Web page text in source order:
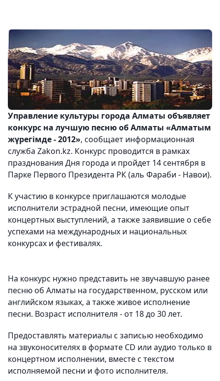
Управление культуры города Алматы объявляет
конкурс на лучшую песню об Алматы «Алматым
жүрегімде - 2012», сообщает информационная
служба Zakon.kz. Конкурс проводится в рамках
празднования Дня города и пройдет 14 сентября в
Парке Первого Президента РК (аль Фараби - Навои).
К участию в конкурсе приглашаются молодые
исполнители эстрадной песни, имеющие опыт
концертных выступлений, а также заявившие о себе
успехами на международных и национальных
конкурсах и фестивалях.
На конкурс нужно представить не звучавшую ранее
песню об Алматы на государственном, русском или
английском языках, а также живое исполнение
песни. Возраст исполнителя - от 18 до 30 лет.
Предоставлять материалы с записью необходимо
на звуконосителях в формате CD или аудио только в
концертном исполнении, вместе с текстом
исполняемой песни и фото исполнителя.